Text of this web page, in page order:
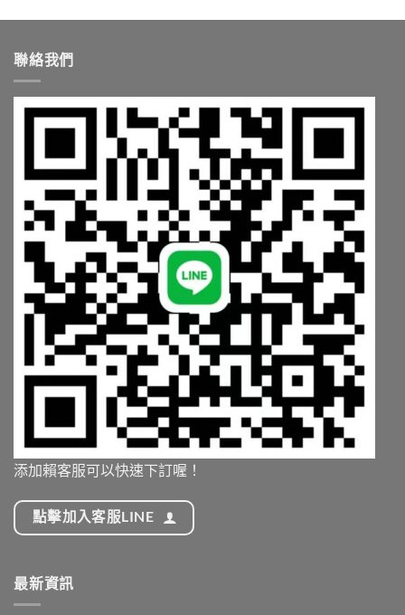
聯絡我們
添加賴客服可以快速下訂喔！
點擊加入客服LINE
最新資訊